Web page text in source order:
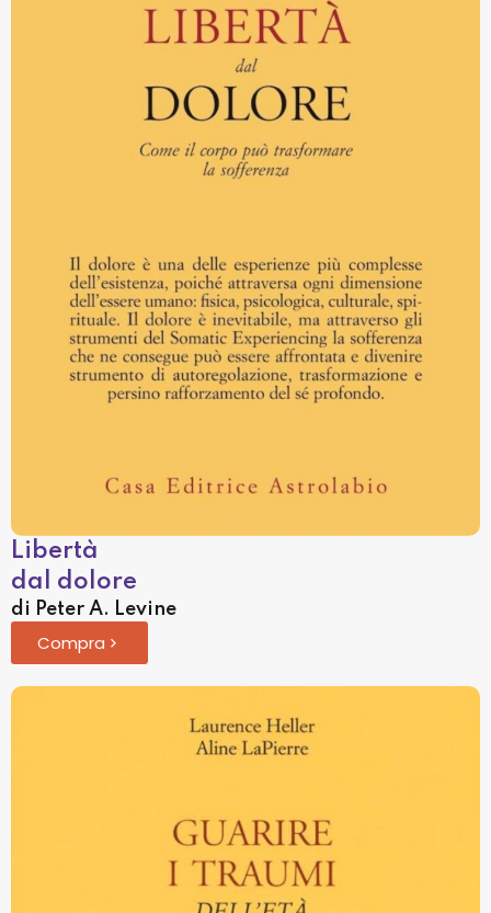
Libertà
dal dolore
di Peter A. Levine
Compra